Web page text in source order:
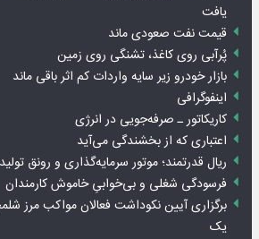
یافت
قیمت نفت صعودی ماند
پُرآبی روی کاغذ، تشنگی روی زمین
بازار خودرو زیر سایه واردات کم اثر باقی ماند
اینفوگرافی
کاریکاتور ـ صرفه‌جویی در انرژی
اعتباری که از بخشندگی می‌آید
ریال قدرتمند؛ موتور سرمایه‌گذاری و رونق تولید
فرسودگی شغلی و بی‌خوابیِ خاموش کارمندان
برگزاری آیین نکوداشت فعالان مواکب مرز
یک